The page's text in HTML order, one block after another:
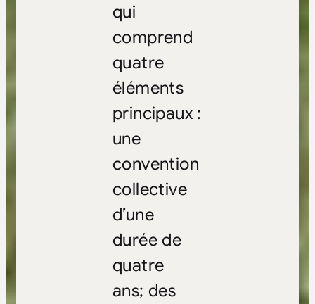
qui
comprend
quatre
éléments
principaux :
une
convention
collective
d’une
durée de
quatre
ans; des